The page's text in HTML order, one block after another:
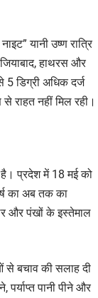
यानी उष्ण रात्रि
हाथरस और
5 डिग्री अधिक दर्ज
राहत नहीं मिल रही।
है। प्रदेश में 18 मई को
का अब तक का
और पंखों के इस्तेमाल
से बचाव की सलाह दी
पानी पीने और